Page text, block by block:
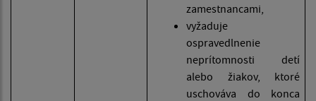
zamestnancami,
vyžaduje
ospravedlnenie
neprítomnosti detí
alebo žiakov, ktoré
uschováva do konca